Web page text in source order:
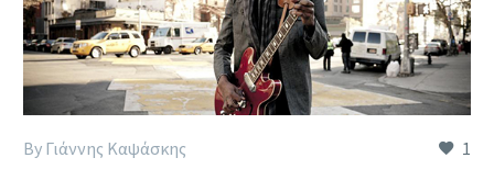
1
By Γιάννης Καψάσκης